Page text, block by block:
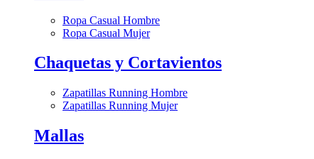
Ropa Casual Hombre
Ropa Casual Mujer
Chaquetas y Cortavientos
Zapatillas Running Hombre
Zapatillas Running Mujer
Mallas